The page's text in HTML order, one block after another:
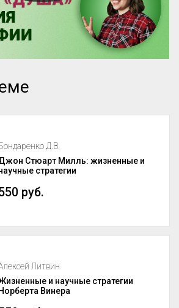
Д.В.
Стюарт Милль: жизненные и
стратегии
руб.
Литвин
и научные стратегии
Норберта Винера